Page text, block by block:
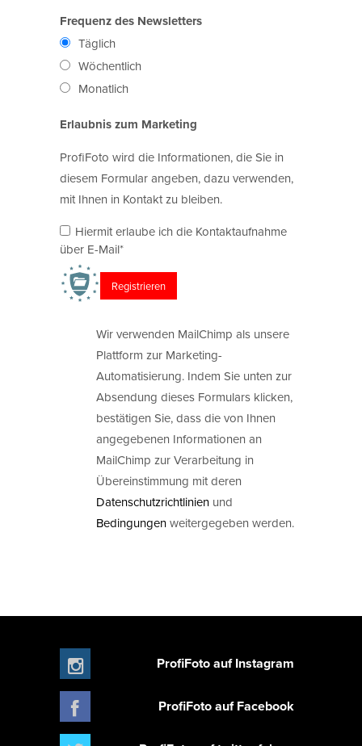
Frequenz des Newsletters
Täglich
Wöchentlich
Monatlich
Erlaubnis zum Marketing
ProfiFoto wird die Informationen, die Sie in
diesem Formular angeben, dazu verwenden,
mit Ihnen in Kontakt zu bleiben.
Hiermit erlaube ich die Kontaktaufnahme
über E-Mail*
Wir verwenden MailChimp als unsere
Plattform zur Marketing-
Automatisierung. Indem Sie unten zur
Absendung dieses Formulars klicken,
bestätigen Sie, dass die von Ihnen
angegebenen Informationen an
MailChimp zur Verarbeitung in
Übereinstimmung mit deren
Datenschutzrichtlinien und
Bedingungenweitergegeben werden.
ProfiFoto auf Instagram
ProfiFoto auf Facebook